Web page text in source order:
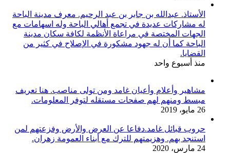
الأستاذ. عبدالله بن جابر بن عبد الرحيم. معرف مدينة الباحة
له مشاركات عديدة في تجمع أهالي الباحة وله اسهامات مع
الجهات المختصة في مراعاة الأنظمة لكافة سكان مدينة
الباحة كما أن له جهود مشكورة في الإصلاح في كثير من
القضايا.
منذ أسبوع واحد
مشاهير وأعلام وأعيان غامد ومن تولى مناصب. هنا تعريف
مبسط ومنهم لهم صفحات مستقله لتوفر المعلومات.
26 مايو، 2019
حروب قبائل غامد.دفاعا عن العرض والأرض وفزعتهم لمن
استنجد بهم. وهزيمتهم للترك مع أبناء العمومة زهران.
24 مارس، 2020